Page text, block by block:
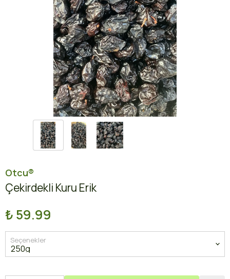
Otcu®
Çekirdekli Kuru Erik
₺ 59.99
Seçenekler